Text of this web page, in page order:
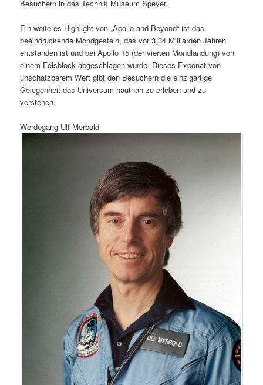
Besuchern in das Technik Museum Speyer.
Ein weiteres Highlight von „Apollo and Beyond“ ist das
beeindruckende Mondgestein, das vor 3,34 Milliarden Jahren
entstanden ist und bei Apollo 15 (der vierten Mondlandung) von
einem Felsblock abgeschlagen wurde. Dieses Exponat von
unschätzbarem Wert gibt den Besuchern die einzigartige
Gelegenheit das Universum hautnah zu erleben und zu
verstehen.
Werdegang Ulf Merbold